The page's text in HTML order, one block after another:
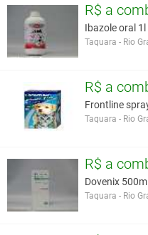
Você assume toda a
este anúncio é contra a política de
R$ a
Ibazole oral 1l
Taquara - Rio
R$ a
Frontline
Taquara - Rio
R$ a
Dovenix
Taquara - Rio